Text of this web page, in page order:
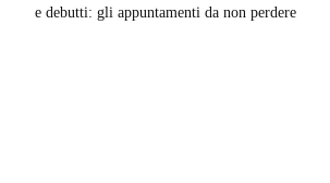
e debutti: gli appuntamenti da non perdere